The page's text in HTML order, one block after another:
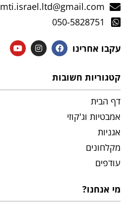
mti.israel.ltd@gmail.com
050-5828751
עקבו אחרינו
קטגוריות חשובות
דף הבית
אמבטיות וג'קוזי
אגניות
מקלחונים
עודפים
מי אנחנו?